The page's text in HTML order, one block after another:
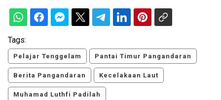
Tags:
Pelajar Tenggelam Pantai Timur Pangandaran
Berita Pangandaran Kecelakaan Laut
Muhamad Luthfi Padilah